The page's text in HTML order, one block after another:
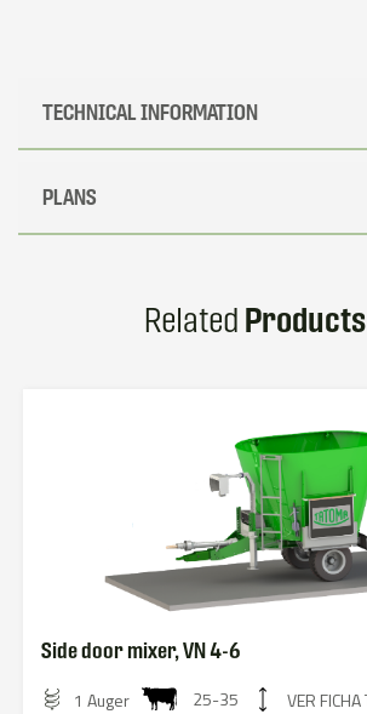
TECHNICAL INFORMATION
PLANS
Related Products
Side door mixer, VN 4-6
1 Auger
25-35 VER FICHA